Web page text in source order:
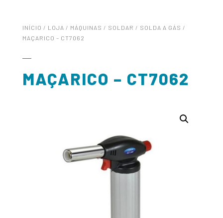
INÍCIO / LOJA / MÁQUINAS / SOLDAR / SOLDA A GÁS /
MAÇARICO – CT7062
MAÇARICO – CT7062